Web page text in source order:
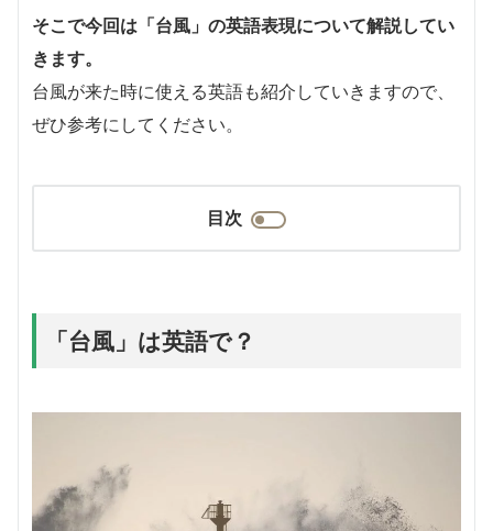
そこで今回は「台風」の英語表現について解説してい
きます。
台風が来た時に使える英語も紹介していきますので、
ぜひ参考にしてください。
目次
「台風」は英語で？